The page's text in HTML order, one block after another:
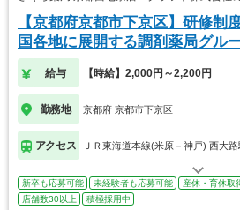
【京都府京都市下京区】研修
国各地に展開する調剤薬局グル
給与 【時給】2,000円～2,200円
勤務地 京都府 京都市下京区
アクセス ＪＲ東海道本線(米原－神戸) 西大路
新卒も応募可能 未経験者も応募可能 産休・育休取
店舗数30以上
積極採用中